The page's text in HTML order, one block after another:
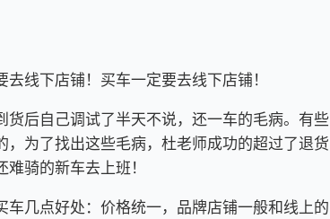
线下店铺！买车一定要去线下店铺！
后自己调试了半天不说，还一车的毛病。有些
为了找出这些毛病，杜老师成功的超过了退货
骑的新车去上班！
几点好处：价格统一，品牌店铺一般和线上的